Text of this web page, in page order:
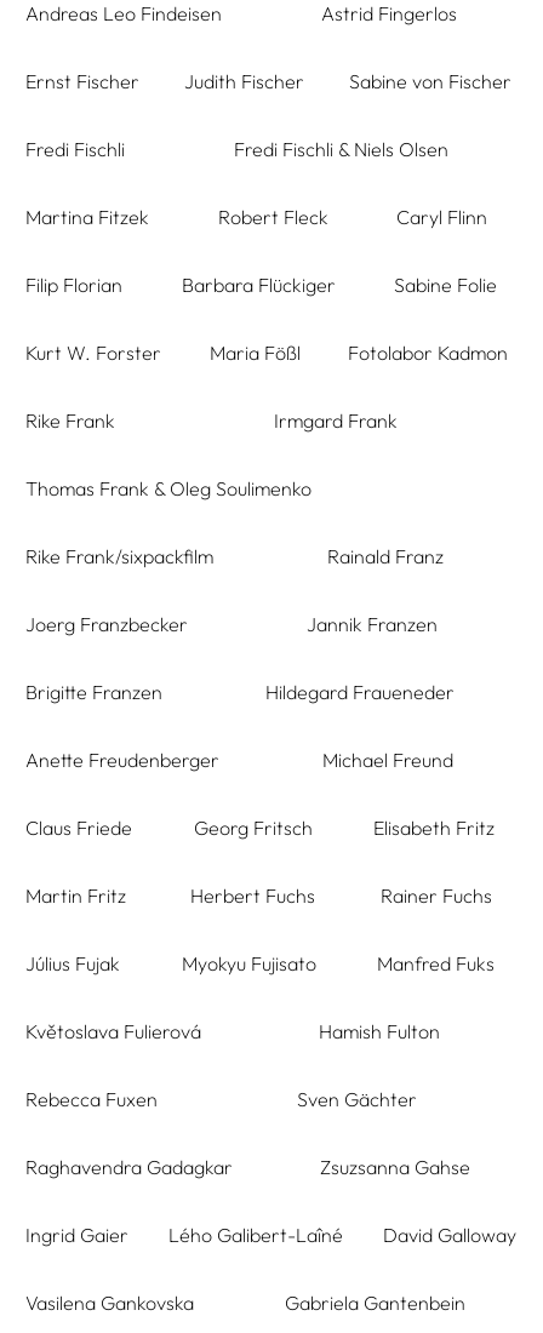
Andreas Leo Findeisen Astrid Fingerlos
Ernst Fischer Judith Fischer Sabine von Fischer
Fredi Fischli Fredi Fischli & Niels Olsen
Martina Fitzek Robert Fleck Caryl Flinn
Filip Florian Barbara Flückiger Sabine Folie
Kurt W. Forster Maria Fößl Fotolabor Kadmon
Rike Frank Irmgard Frank
Thomas Frank & Oleg Soulimenko
Rike Frank/sixpackfilm Rainald Franz
Joerg Franzbecker Jannik Franzen
Brigitte Franzen Hildegard Fraueneder
Anette Freudenberger Michael Freund
Claus Friede Georg Fritsch Elisabeth Fritz
Martin Fritz Herbert Fuchs Rainer Fuchs
Július Fujak Myokyu Fujisato Manfred Fuks
Květoslava Fulierová Hamish Fulton
Rebecca Fuxen Sven Gächter
Raghavendra Gadagkar Zsuzsanna Gahse
Ingrid Gaier Lého Galibert-Laîné David Galloway
Vasilena Gankovska Gabriela Gantenbein